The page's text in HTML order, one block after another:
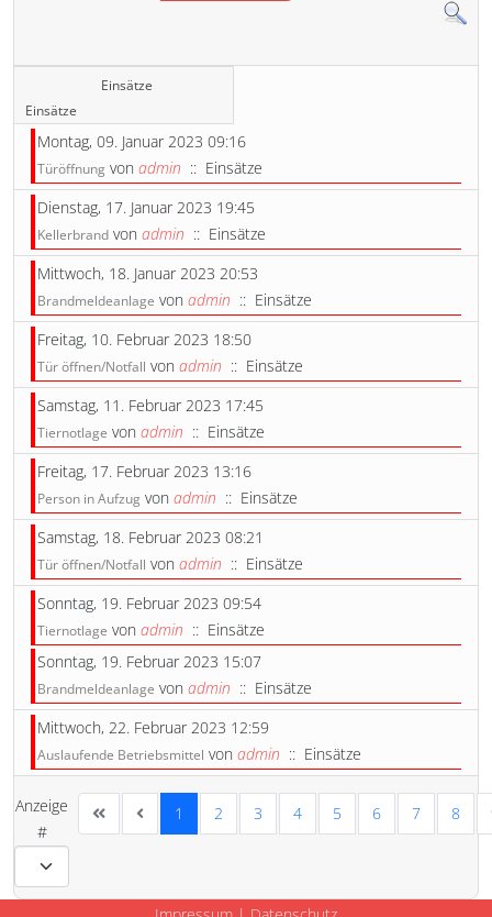
Einsätze
Einsätze
Montag, 09. Januar 2023 09:16
Türöffnung von admin :: Einsätze
Dienstag, 17. Januar 2023 19:45
Kellerbrand von admin :: Einsätze
Mittwoch, 18. Januar 2023 20:53
Brandmeldeanlage von admin :: Einsätze
Freitag, 10. Februar 2023 18:50
Tür öffnen/Notfall von admin :: Einsätze
Samstag, 11. Februar 2023 17:45
Tiernotlage von admin :: Einsätze
Freitag, 17. Februar 2023 13:16
Person in Aufzug von admin :: Einsätze
Samstag, 18. Februar 2023 08:21
Tür öffnen/Notfall von admin :: Einsätze
Sonntag, 19. Februar 2023 09:54
Tiernotlage von admin :: Einsätze
Sonntag, 19. Februar 2023 15:07
Brandmeldeanlage von admin :: Einsätze
Mittwoch, 22. Februar 2023 12:59
Auslaufende Betriebsmittel von admin :: Einsätze
Limite der Paginierungsliste
Anzeige
#
1 2 3 4 5 6 7 8